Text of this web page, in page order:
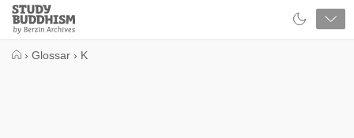
Close
Study
Buddhism
› Glossar › K